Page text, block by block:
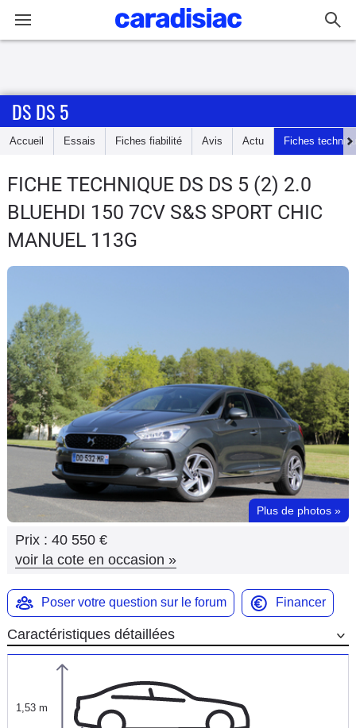
Accueil
Essais
Guide
d'achat
Utilitaires
Flottes
Auto
Services
Moto
Marques
DS DS 5
Accueil Essais Fiches fiabilité Avis Actu Fiches
FICHE TECHNIQUE DS DS 5 (2) 2.0
BLUEHDI 150 7CV S&S SPORT CHIC
MANUEL 113G
Plus de photos »
Prix : 40 550 €
voir la cote en occasion »
Poser votre question sur le forum Financer
Caractéristiques détaillées
1,53 m